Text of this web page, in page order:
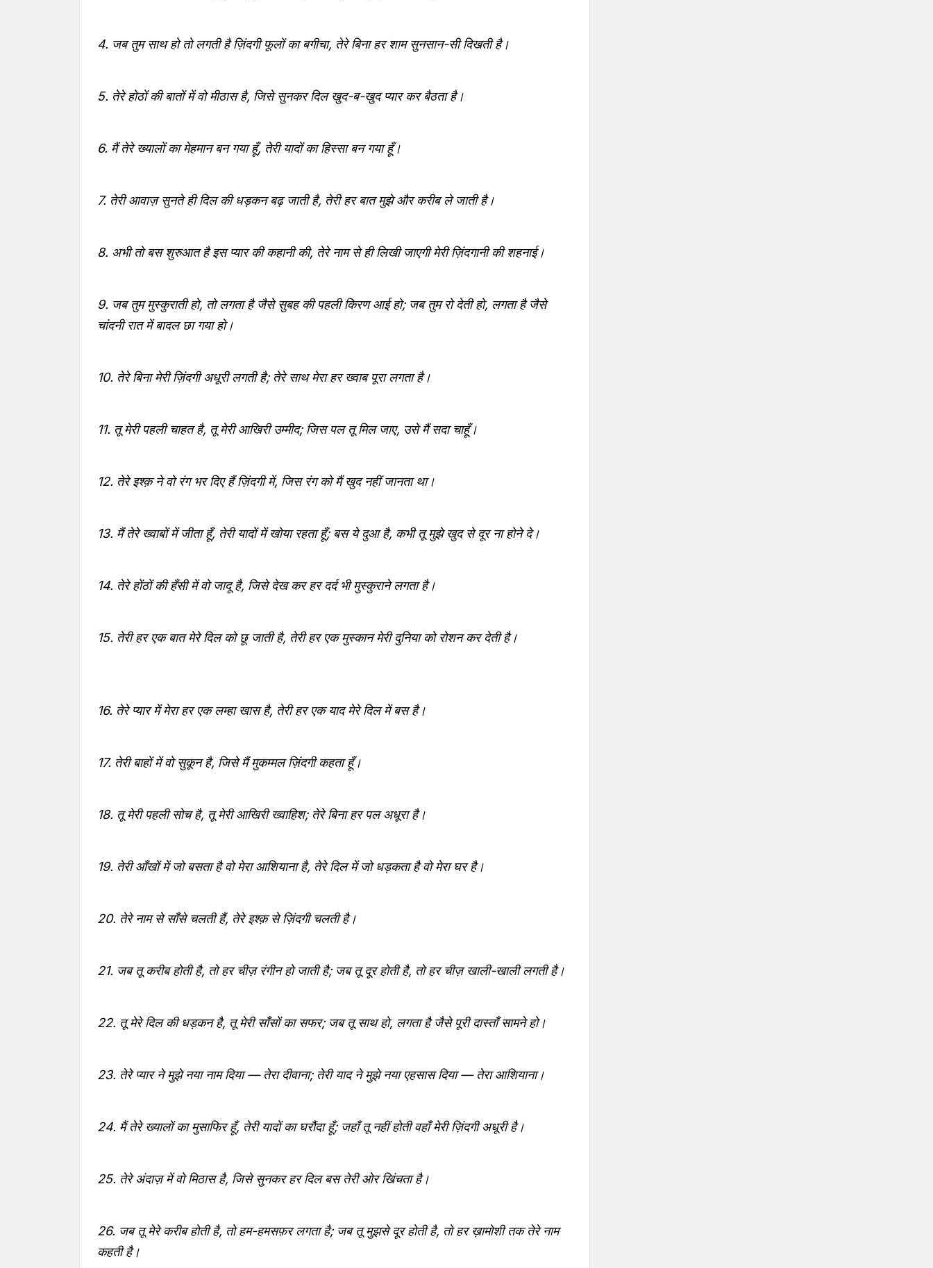
4. जब तुम साथ हो तो लगती है ज़िंदगी फूलों का बगीचा, तेरे बिना हर शाम सुनसान-सी दिखती है।
5. तेरे होठों की बातों में वो मीठास है, जिसे सुनकर दिल खुद-ब-खुद प्यार कर बैठता है।
6. मैं तेरे ख्यालों का मेहमान बन गया हूँ, तेरी यादों का हिस्सा बन गया हूँ।
7. तेरी आवाज़ सुनते ही दिल की धड़कन बढ़ जाती है, तेरी हर बात मुझे और करीब ले जाती है।
8. अभी तो बस शुरुआत है इस प्यार की कहानी की, तेरे नाम से ही लिखी जाएगी मेरी ज़िंदगानी की शहनाई।
9. जब तुम मुस्कुराती हो, तो लगता है जैसे सुबह की पहली किरण आई हो; जब तुम रो देती हो, लगता है जैसे
चांदनी रात में बादल छा गया हो।
10. तेरे बिना मेरी ज़िंदगी अधूरी लगती है; तेरे साथ मेरा हर ख्वाब पूरा लगता है।
11. तू मेरी पहली चाहत है, तू मेरी आखिरी उम्मीद; जिस पल तू मिल जाए, उसे मैं सदा चाहूँ।
12. तेरे इश्क़ ने वो रंग भर दिए हैं ज़िंदगी में, जिस रंग को मैं खुद नहीं जानता था।
13. मैं तेरे ख्वाबों में जीता हूँ, तेरी यादों में खोया रहता हूँ; बस ये दुआ है, कभी तू मुझे खुद से दूर ना होने दे।
14. तेरे होंठों की हँसी में वो जादू है, जिसे देख कर हर दर्द भी मुस्कुराने लगता है।
15. तेरी हर एक बात मेरे दिल को छू जाती है, तेरी हर एक मुस्कान मेरी दुनिया को रोशन कर देती है।
16. तेरे प्यार में मेरा हर एक लम्हा खास है, तेरी हर एक याद मेरे दिल में बस है।
17. तेरी बाहों में वो सुकून है, जिसे मैं मुकम्मल ज़िंदगी कहता हूँ।
18. तू मेरी पहली सोच है, तू मेरी आखिरी ख्वाहिश; तेरे बिना हर पल अधूरा है।
19. तेरी आँखों में जो बसता है वो मेरा आशियाना है, तेरे दिल में जो धड़कता है वो मेरा घर है।
20. तेरे नाम से साँसे चलती हैं, तेरे इश्क़ से ज़िंदगी चलती है।
21. जब तू करीब होती है, तो हर चीज़ रंगीन हो जाती है; जब तू दूर होती है, तो हर चीज़ खाली-खाली लगती है।
22. तू मेरे दिल की धड़कन है, तू मेरी साँसों का सफर; जब तू साथ हो, लगता है जैसे पूरी दास्ताँ सामने हो।
23. तेरे प्यार ने मुझे नया नाम दिया — तेरा दीवाना; तेरी याद ने मुझे नया एहसास दिया — तेरा आशियाना।
24. मैं तेरे ख्यालों का मुसाफिर हूँ, तेरी यादों का घरौंदा हूँ; जहाँ तू नहीं होती वहाँ मेरी ज़िंदगी अधूरी है।
25. तेरे अंदाज़ में वो मिठास है, जिसे सुनकर हर दिल बस तेरी ओर खिंचता है।
26. जब तू मेरे करीब होती है, तो हम-हमसफ़र लगता है; जब तू मुझसे दूर होती है, तो हर ख़ामोशी तक तेरे नाम
कहती है।